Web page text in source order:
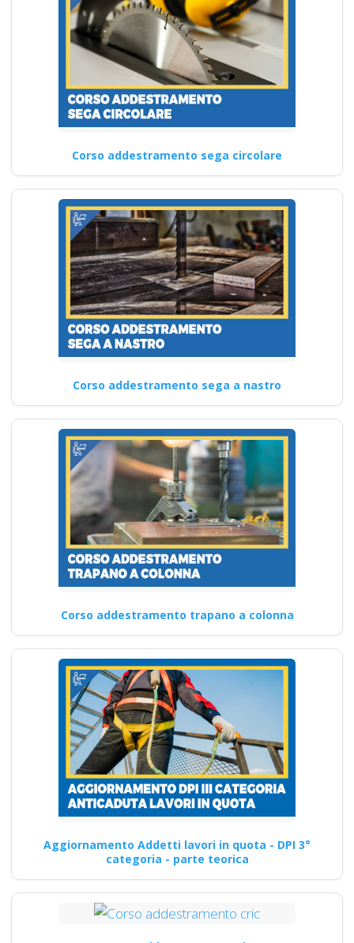
Corso addestramento sega circolare
Corso addestramento sega a nastro
Corso addestramento trapano a colonna
Aggiornamento Addetti lavori in quota - DPI 3°
categoria - parte teorica